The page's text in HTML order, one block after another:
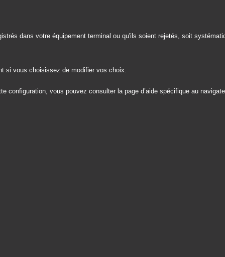
dans votre équipement terminal ou qu'ils soient rejetés, soit
si vous choisissez de modifier vos choix.
vous pouvez consulter la page d’aide spécifique au